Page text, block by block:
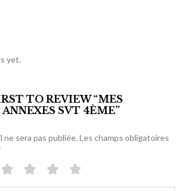
yet.
TO REVIEW “MES
SVT 4ÈME”
ne sera pas publiée.Les champs obligatoires